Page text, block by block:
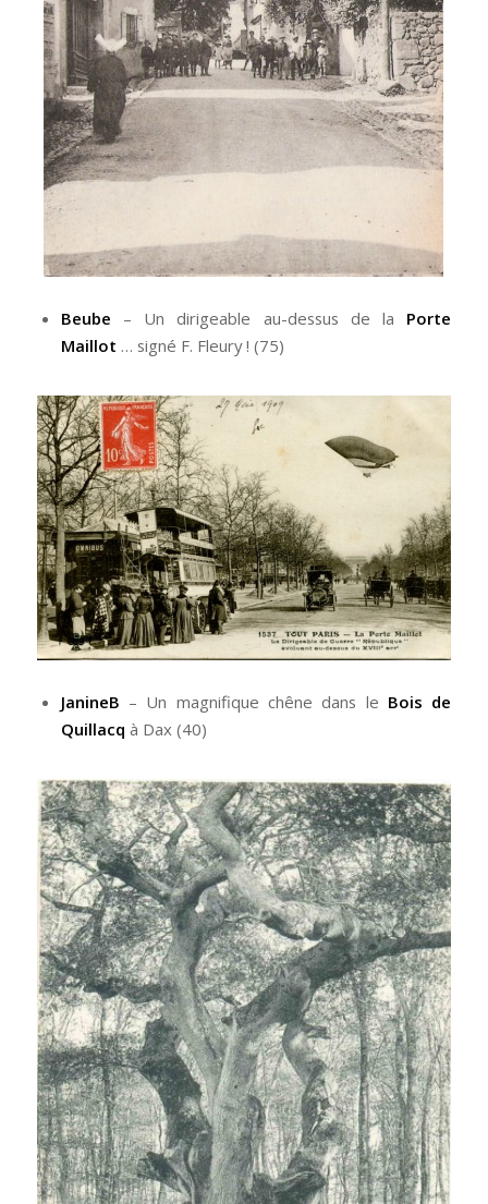
Beube – Un dirigeable au-dessus de la Porte
Maillot … signé F. Fleury ! (75)
JanineB – Un magnifique chêne dans le Bois de
Quillacq à Dax (40)